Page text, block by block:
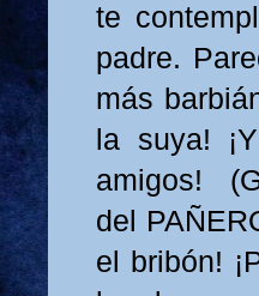
te
padre.
más
la suya!
amigos!
del
el bribón!